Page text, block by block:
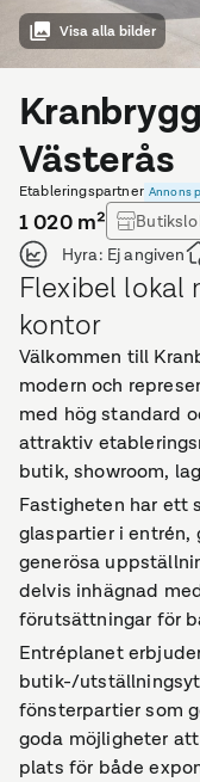
Visa alla bilder
Västerås
Etableringspartner Annons
1 020m²
Hyra: Ej angiven
Flexibel lokal
kontor
Välkommen till
modern och
med hög standard
attraktiv
butik, showroom,
Fastigheten har ett
glaspartier i entrén,
generösa
delvis inhägnad
förutsättningar för
Entréplanet
butik-/
fönsterpartier som
goda möjligheter
plats för både